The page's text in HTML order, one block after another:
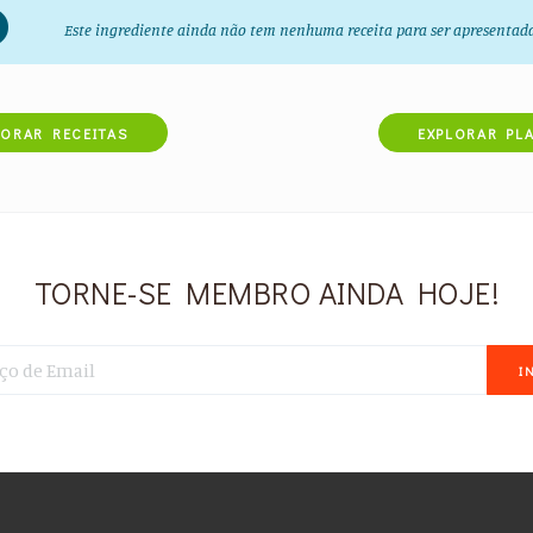
Este ingrediente ainda não tem nenhuma receita para ser
RECEITAS EXPLORAR
TORNE-SE MEMBRO AINDA HOJE!